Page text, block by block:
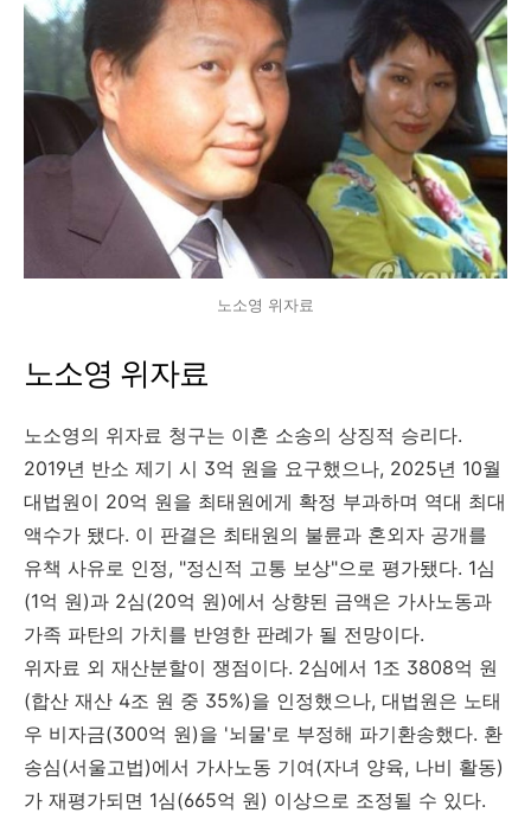
노소영 위자료
노소영 위자료
노소영의 위자료 청구는 이혼 소송의 상징적 승리다.
2019년 반소 제기 시 3억 원을 요구했으나, 2025년 10월
대법원이 20억 원을 최태원에게 확정 부과하며 역대 최대
액수가 됐다. 이 판결은 최태원의 불륜과 혼외자 공개를
유책 사유로 인정, "정신적 고통 보상"으로 평가됐다. 1심
(1억 원)과 2심(20억 원)에서 상향된 금액은 가사노동과
가족 파탄의 가치를 반영한 판례가 될 전망이다.
위자료 외 재산분할이 쟁점이다. 2심에서 1조 3808억 원
(합산 재산 4조 원 중 35%)을 인정했으나, 대법원은 노태
우 비자금(300억 원)을 '뇌물'로 부정해 파기환송했다. 환
송심(서울고법)에서 가사노동 기여(자녀 양육, 나비 활동)
가 재평가되면 1심(665억 원) 이상으로 조정될 수 있다.